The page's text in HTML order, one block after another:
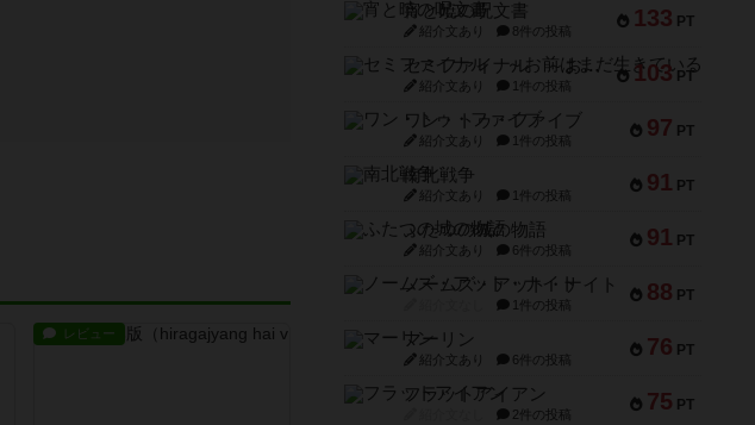
レビュー
133 PT
宵と暁の呪文書
紹介文あり 8件の投稿
103 PT
セミファイナル ～お前はまだ生きている～
紹介文あり 1件の投稿
97 PT
ワン・トゥ・ファイブ
紹介文あり 1件の投稿
91 PT
南北戦争
紹介文あり 1件の投稿
91 PT
ふたつの城の物語
紹介文あり 6件の投稿
88 PT
ノームズ・アット・ナイト
1件の投稿
76 PT
マーリン
紹介文あり 6件の投稿
75 PT
フラットアイアン
2件の投稿